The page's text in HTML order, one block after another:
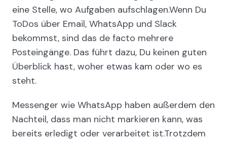
eine Stelle, wo Aufgaben aufschlagen.Wenn Du
ToDos über Email, WhatsApp und Slack
bekommst, sind das de facto mehrere
Posteingänge. Das führt dazu, Du keinen guten
Überblick hast, woher etwas kam oder wo es
steht.
Messenger wie WhatsApp haben außerdem den
Nachteil, dass man nicht markieren kann, was
bereits erledigt oder verarbeitet ist.Trotzdem